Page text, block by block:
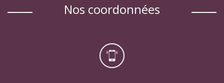
nos coordonnées